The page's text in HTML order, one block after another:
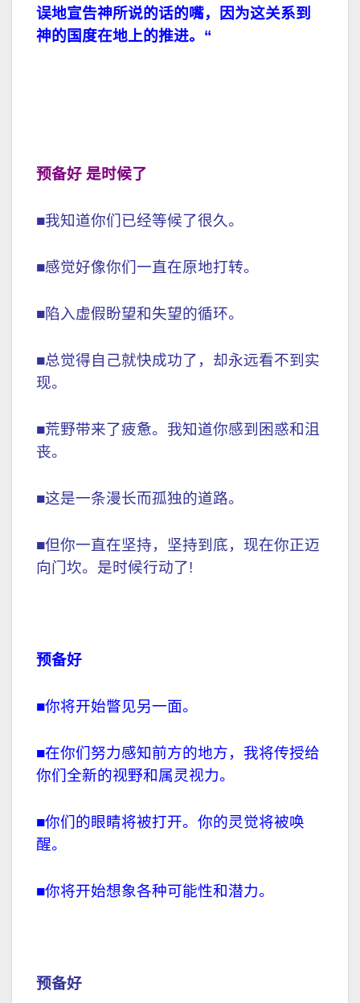
误地宣告神所说的话的嘴，因为这关系到
神的国度在地上的推进。 “
预备好 是时候了
■我知道你们已经等候了很久。
■感觉好像你们一直在原地打转。
■陷入虚假盼望和失望的循环。
■总觉得自己就快成功了，却永远看不到实
现。
■荒野带来了疲惫。我知道你感到困惑和沮
丧。
■这是一条漫长而孤独的道路。
■但你一直在坚持，坚持到底，现在你正迈
向门坎。是时候行动了!
预备好
■你将开始瞥见另一面。
■在你们努力感知前方的地方，我将传授给
你们全新的视野和属灵视力。
■你们的眼睛将被打开。你的灵觉将被唤
醒。
■你将开始想象各种可能性和潜力。
预备好